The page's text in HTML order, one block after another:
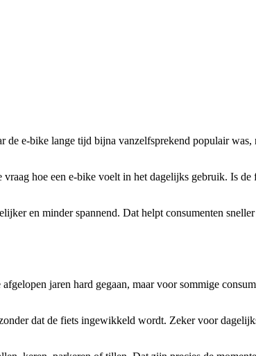
e-bike lange tijd bijna vanzelfsprekend populair was,
hoe een e-bike voelt in het dagelijks gebruik. Is
en minder spannend. Dat helpt consumenten
jaren hard gegaan, maar voor sommige
dat de fiets ingewikkeld wordt. Zeker voor